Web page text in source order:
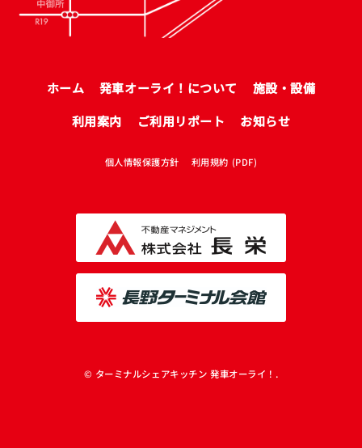
ホーム 発車オーライ！について
施設・設備
利用案内
ご利用リポート お知らせ
個人情報保護方針 利用規約 (PDF)
© ターミナルシェアキッチン 発車オーライ！.